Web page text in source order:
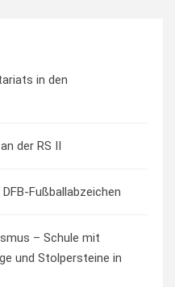
in den
der RS II
Fußballabzeichen
– Schule mit
und Stolpersteine in